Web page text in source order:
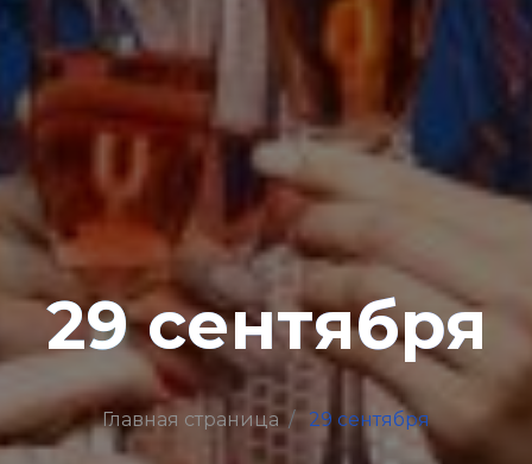
29 сентября
Главная страница 29 сентября